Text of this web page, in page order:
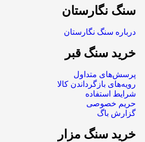
سنگ نگارستان
درباره سنگ نگارستان
خرید سنگ قبر
پرسش‌های متداول
رویه‌های بازگرداندن کالا
شرایط استفاده
حریم خصوصی
گزارش باگ
خرید سنگ مزار